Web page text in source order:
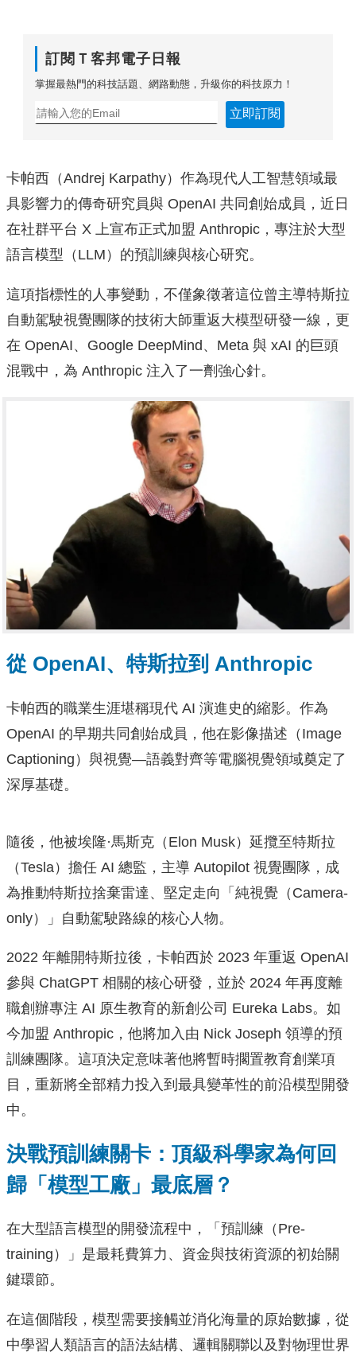
訂閱Ｔ客邦電子日報
掌握最熱門的科技話題、網路動態，升級你的科技原力！
立即訂閱
卡帕西（Andrej Karpathy）作為現代人工智慧領域最
具影響力的傳奇研究員與 OpenAI 共同創始成員，近日
在社群平台 X 上宣布正式加盟 Anthropic，專注於大型
語言模型（LLM）的預訓練與核心研究。
這項指標性的人事變動，不僅象徵著這位曾主導特斯拉
自動駕駛視覺團隊的技術大師重返大模型研發一線，更
在 OpenAI、Google DeepMind、Meta 與 xAI 的巨頭
混戰中，為 Anthropic 注入了一劑強心針。
從 OpenAI、特斯拉到 Anthropic
卡帕西的職業生涯堪稱現代 AI 演進史的縮影。作為
OpenAI 的早期共同創始成員，他在影像描述（Image
Captioning）與視覺—語義對齊等電腦視覺領域奠定了
深厚基礎。
隨後，他被埃隆·馬斯克（Elon Musk）延攬至特斯拉
（Tesla）擔任 AI 總監，主導 Autopilot 視覺團隊，成
為推動特斯拉捨棄雷達、堅定走向「純視覺（Camera-
only）」自動駕駛路線的核心人物。
2022 年離開特斯拉後，卡帕西於 2023 年重返 OpenAI
參與 ChatGPT 相關的核心研發，並於 2024 年再度離
職創辦專注 AI 原生教育的新創公司 Eureka Labs。如
今加盟 Anthropic，他將加入由 Nick Joseph 領導的預
訓練團隊。這項決定意味著他將暫時擱置教育創業項
目，重新將全部精力投入到最具變革性的前沿模型開發
中。
決戰預訓練關卡：頂級科學家為何回
歸「模型工廠」最底層？
在大型語言模型的開發流程中，「預訓練（Pre-
training）」是最耗費算力、資金與技術資源的初始關
鍵環節。
在這個階段，模型需要接觸並消化海量的原始數據，從
中學習人類語言的語法結構、邏輯關聯以及對物理世界